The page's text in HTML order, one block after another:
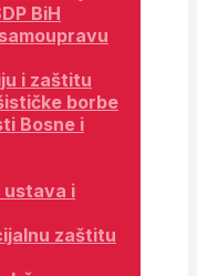
BiH
i zaštitu
borbe
Bosne i
ustava i
zaštitu